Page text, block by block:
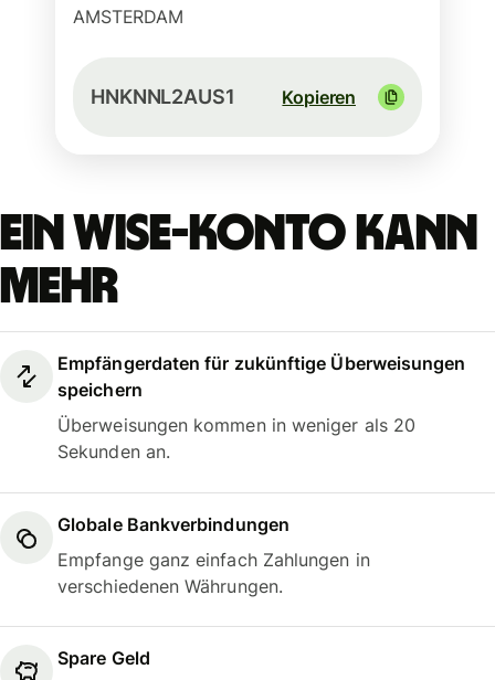
AMSTERDAM
HNKNNL2AUS1 Kopieren
Ein Wise-Konto kann
mehr
Empfängerdaten für zukünftige Überweisungen
speichern
Überweisungen kommen in weniger als 20
Sekunden an.
Globale Bankverbindungen
Empfange ganz einfach Zahlungen in
verschiedenen Währungen.
Spare Geld